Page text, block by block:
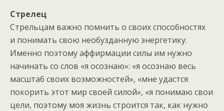
Стрелец
Стрельцам важно помнить о своих способностях
и понимать свою необузданную энергетику.
Именно поэтому аффирмации силы им нужно
начинать со слов «я осознаю»: «я осознаю весь
масштаб своих возможностей», «мне удастся
покорить этот мир своей силой», «я понимаю свои
цели, поэтому моя жизнь строится так, как нужно